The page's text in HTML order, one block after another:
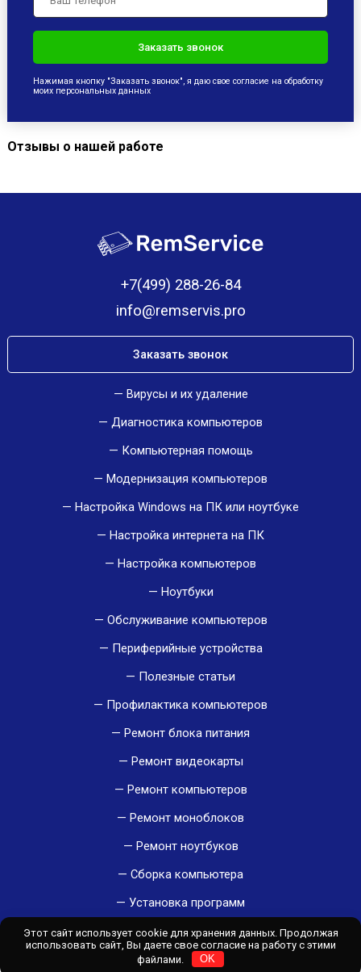
Нажимая кнопку "Заказать звонок", я даю свое согласие на обработку
моих персональных данных
Отзывы о нашей работе
+7(499) 288-26-84
info@remservis.pro
Заказать звонок
Вирусы и их удаление
Диагностика компьютеров
Компьютерная помощь
Модернизация компьютеров
Настройка Windows на ПК или ноутбуке
Настройка интернета на ПК
Настройка компьютеров
Ноутбуки
Обслуживание компьютеров
Периферийные устройства
Полезные статьи
Профилактика компьютеров
Ремонт блока питания
Ремонт видеокарты
Ремонт компьютеров
Ремонт моноблоков
Ремонт ноутбуков
Сборка компьютера
Установка программ
Устранение неисправностей компьютеров
Этот сайт использует cookie для хранения данных. Продолжая
использовать сайт, Вы даете свое согласие на работу с этими
файлами.
OK